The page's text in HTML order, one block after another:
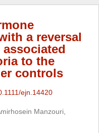
a reversal
to the
controls
ejn.14420
Manzouri,